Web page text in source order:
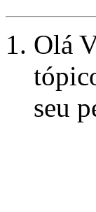
Olá
seu